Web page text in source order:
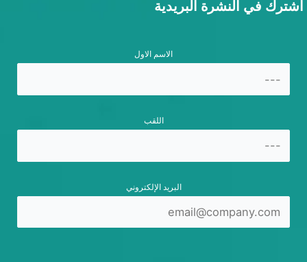
اشترك في النشرة البريدية
الاسم الاول
اللقب
البريد الإلكتروني